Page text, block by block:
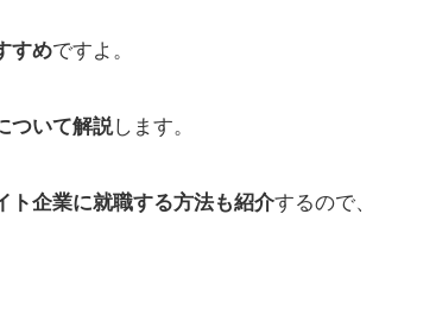
すめですよ。
ついて解説します。
ト企業に就職する方法も紹介するので、